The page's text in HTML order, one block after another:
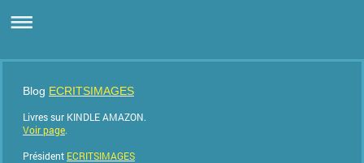
Blog ECRITSIMAGES
Livres sur KINDLE AMAZON.
Voir page.
Président ECRITSIMAGES